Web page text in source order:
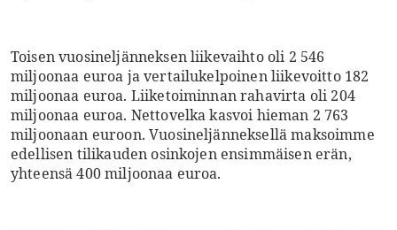
Toisen vuosineljänneksen liikevaihto oli 2 546
miljoonaa euroa ja vertailukelpoinen liikevoitto 182
miljoonaa euroa. Liiketoiminnan rahavirta oli 204
miljoonaa euroa. Nettovelka kasvoi hieman 2 763
miljoonaan euroon. Vuosineljänneksellä maksoimme
edellisen tilikauden osinkojen ensimmäisen erän,
yhteensä 400 miljoonaa euroa.